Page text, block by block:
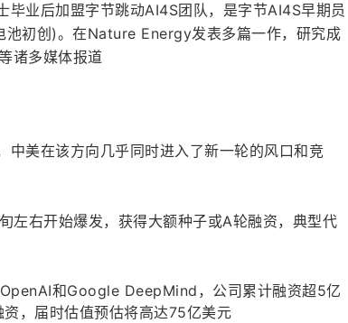
业后加盟字节跳动AI4S团队，是字节AI4S早期员
初创)。在Nature Energy发表多篇一作，研究成
诸多媒体报道
美在该方向几乎同时进入了新一轮的风口和竞
左右开始爆发，获得大额种子或A轮融资，典型代
和Google DeepMind，公司累计融资超5亿
，届时估值预估将高达75亿美元